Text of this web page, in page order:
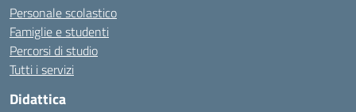
Personale scolastico
Famiglie e studenti
Percorsi di studio
Tutti i servizi
Didattica